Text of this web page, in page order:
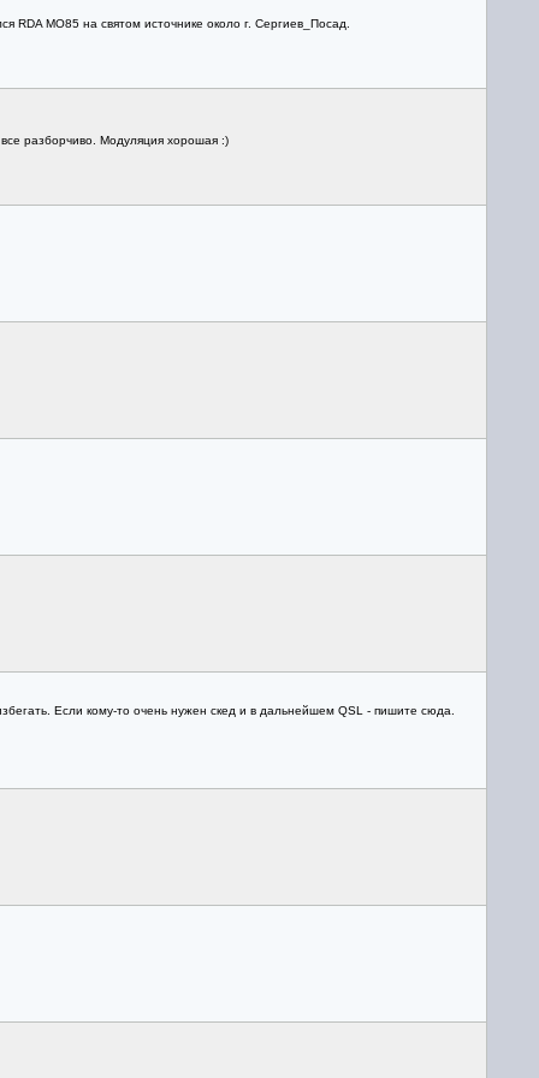
MO85 на святом источнике около г. Сергиев_Посад.
разборчиво. Модуляция хорошая :)
Если кому-то очень нужен скед и в дальнейшем QSL - пишите сюда.